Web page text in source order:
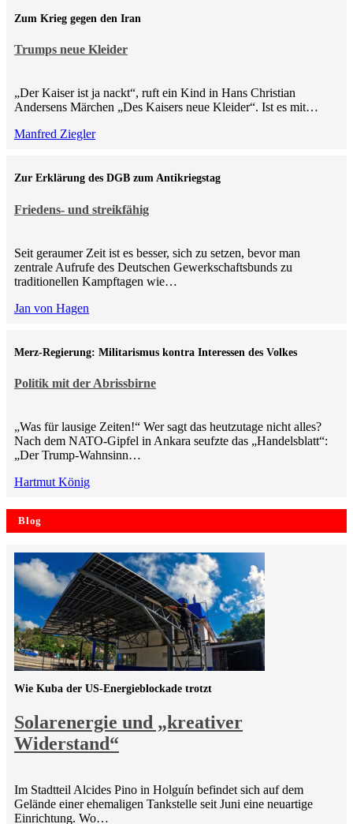
Trumps neue Kleider
Zum Krieg gegen den Iran
„Der Kaiser ist ja nackt“, ruft ein Kind in Hans Christian
Andersens Märchen „Des Kaisers neue Kleider“. Ist es mit…
Manfred Ziegler
Friedens- und streikfähig
Zur Erklärung des DGB zum Antikriegstag
Seit geraumer Zeit ist es besser, sich zu setzen, bevor man
zentrale Aufrufe des Deutschen Gewerkschaftsbunds zu
traditionellen Kampftagen wie…
Jan von Hagen
Politik mit der Abrissbirne
Merz-Regierung: Militarismus kontra Inte­ressen des Volkes
„Was für lausige Zeiten!“ Wer sagt das heutzutage nicht alles?
Nach dem NATO-Gipfel in Ankara seufzte das „Handelsblatt“:
„Der Trump-Wahnsinn…
Hartmut König
Blog
Solarenergie und „kreativer
Widerstand“
Wie Kuba der US-Energieblockade trotzt
Im Stadtteil Alcides Pino in Holguín befindet sich auf dem
Gelände einer ehemaligen Tankstelle seit Juni eine neuartige
Einrichtung. Wo…